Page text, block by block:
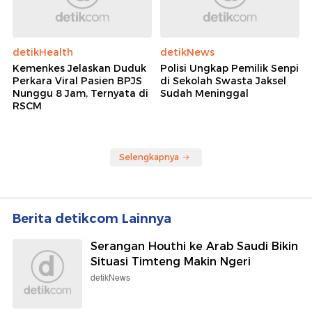
detikHealth
Kemenkes Jelaskan Duduk
Perkara Viral Pasien BPJS
Nunggu 8 Jam, Ternyata di
RSCM
detikNews
Polisi Ungkap Pemilik Senpi
di Sekolah Swasta Jaksel
Sudah Meninggal
Selengkapnya
Berita detikcom Lainnya
Serangan Houthi ke Arab Saudi Bikin
Situasi Timteng Makin Ngeri
detikNews